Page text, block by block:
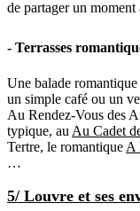
de partager un moment
- Terrasses
Une balade romantique
un simple café ou un
Au Rendez-Vous des
typique, au Au Cadet
Tertre, le romantique A
…
5/ Louvre et ses